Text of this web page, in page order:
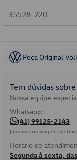
Peça Original
Tem dúvidas
Nossa equipe
Whatsapp:
(41) 99125-2143
(apenas mensagens de
Horário de
Segunda à sexta,